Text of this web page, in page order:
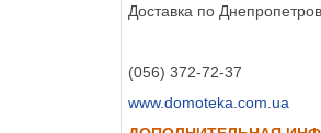
Доставка по
(056) 372-72-37
www.domoteka.com.ua